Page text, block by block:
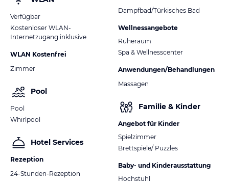
Verfügbar
Kostenloser WLAN-
Internetzugang inklusive
WLAN Kostenfrei
Zimmer
Pool
Pool
Whirlpool
Hotel Services
Rezeption
24-Stunden-Rezeption
Dampfbad/Türkisches Bad
Wellnessangebote
Ruheraum
Spa & Wellnesscenter
Anwendungen/Behandlungen
Massagen
Familie & Kinder
Angebot für Kinder
Spielzimmer
Brettspiele/ Puzzles
Baby- und Kinderausstattung
Hochstuhl